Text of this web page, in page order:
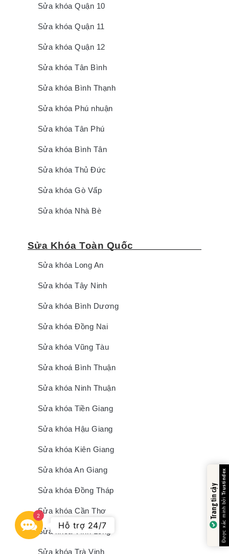
Trang tin cậy
Sửa khóa Quận 10
Sửa khóa Quận 11
Sửa khóa Quận 12
Sửa khóa Tân Bình
Sửa khóa Bình Thạnh
Sửa khóa Phú nhuận
Sửa khóa Tân Phú
Sửa khóa Bình Tân
Sửa khóa Thủ Đức
Sửa khóa Gò Vấp
Sửa khóa Nhà Bè
Sửa Khóa Toàn Quốc
Sửa khóa Long An
Sửa khóa Tây Ninh
Sửa khóa Bình Dương
Sửa khóa Đồng Nai
Sửa khóa Vũng Tàu
Sửa khoá Bình Thuận
Sửa khóa Ninh Thuận
Sửa khóa Tiền Giang
Sửa khóa Hậu Giang
Sửa khóa Kiên Giang
Sửa khóa An Giang
Sửa khóa Đồng Tháp
Sửa khóa Cần Thơ
Sửa khóa Vĩnh Long
Sửa khóa Trà Vinh
Contact
Us
2
Hỗ trợ 24/7